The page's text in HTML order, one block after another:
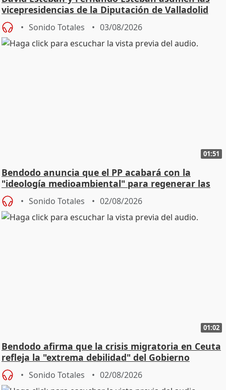
vicepresidencias de la Diputación de Valladolid
Sonido Totales 03/08/2026
01:51
Bendodo anuncia que el PP acabará con la
"ideología medioambiental" para regenerar las
playas
Sonido Totales 02/08/2026
01:02
Bendodo afirma que la crisis migratoria en Ceuta
refleja la "extrema debilidad" del Gobierno
Sonido Totales 02/08/2026